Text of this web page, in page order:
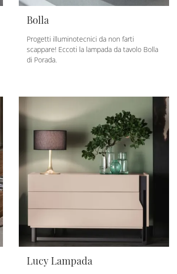
Bolla
Progetti illuminotecnici da non farti
scappare! Eccoti la lampada da tavolo Bolla
di Porada.
Lucy Lampada